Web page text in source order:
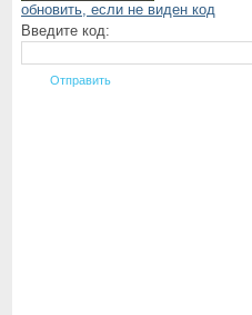
обновить, если не виден код
Введите код: